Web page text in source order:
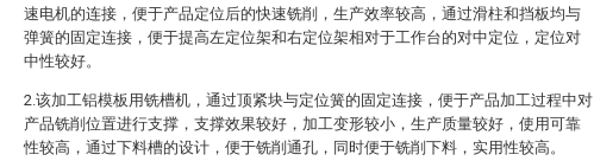
速电机的连接，便于产品定位后的快速铣削，生产效率较高，通过滑柱和挡板均与
弹簧的固定连接，便于提高左定位架和右定位架相对于工作台的对中定位，定位对
中性较好。
2.该加工铝模板用铣槽机，通过顶紧块与定位簧的固定连接，便于产品加工过程中对
产品铣削位置进行支撑，支撑效果较好，加工变形较小，生产质量较好，使用可靠
性较高，通过下料槽的设计，便于铣削通孔，同时便于铣削下料，实用性较高。